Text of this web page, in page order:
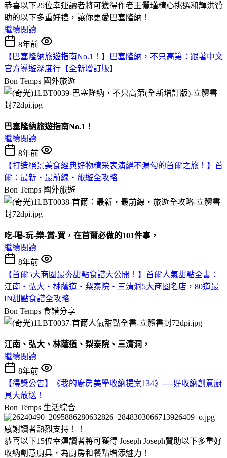
恭喜以下25位幸運讀者將可獲得作者王儷瑾精心挑選和輝洪贊
助的以下多重好禮，讓你更愛巴塞隆納！
繼續閱讀
8年前
【巴塞隆納旅遊指南No.1！】巴塞隆納，不只高第：跟著中文
官方導遊深度行【全新增訂版】
Bon Temps 國外旅遊
巴塞隆納旅遊指南No.1 ！
繼續閱讀
8年前
【打造絕景美食經典好物精采表演絕不漏勾的首爾之旅！】首
爾：最新‧最前線‧旅遊全攻略
Bon Temps 國外旅遊
吃-喝-玩-樂-賞-買，在首爾必做的101件事，
繼續閱讀
8年前
【首爾5大商圈最夯甜點食譜大公開！】首爾人氣甜點全書：
江南‧弘大‧林蔭道‧梨泰院‧三清洞5大商圈名店，80道最
IN甜點食譜全攻略
Bon Temps 食譜分享
江南、弘大、林蔭道、梨泰院、三清洞 ，
繼續閱讀
8年前
【得獎公告】《我的廚房美學收納提案134》──好收納創意廚
具大放送！
Bon Temps 生活綜合
感謝讀者熱烈支持！！
恭喜以下15位幸運讀者將可獲得 Joseph Joseph贊助以下多重好
收納創意廚具，為廚房和餐點增添魅力！